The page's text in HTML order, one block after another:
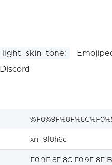
Discord
xn--9l8h6c
F0 9F 8F 8C F0 9F 8F